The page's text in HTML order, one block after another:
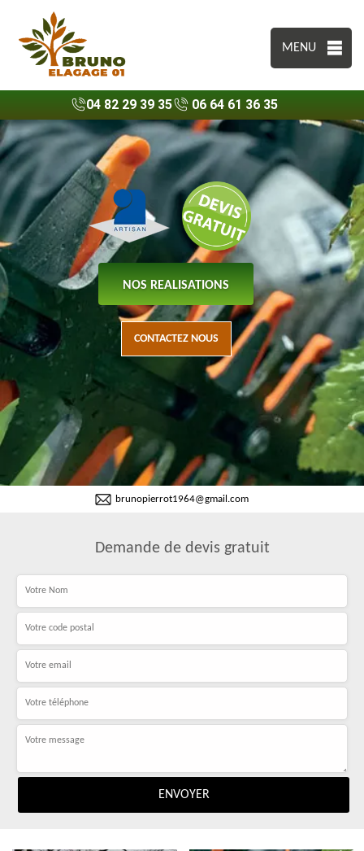
MENU
04 82 29 39 35 06 64 61 36 35
NOS REALISATIONS
CONTACTEZ NOUS
brunopierrot1964@gmail.com
Demande de devis gratuit